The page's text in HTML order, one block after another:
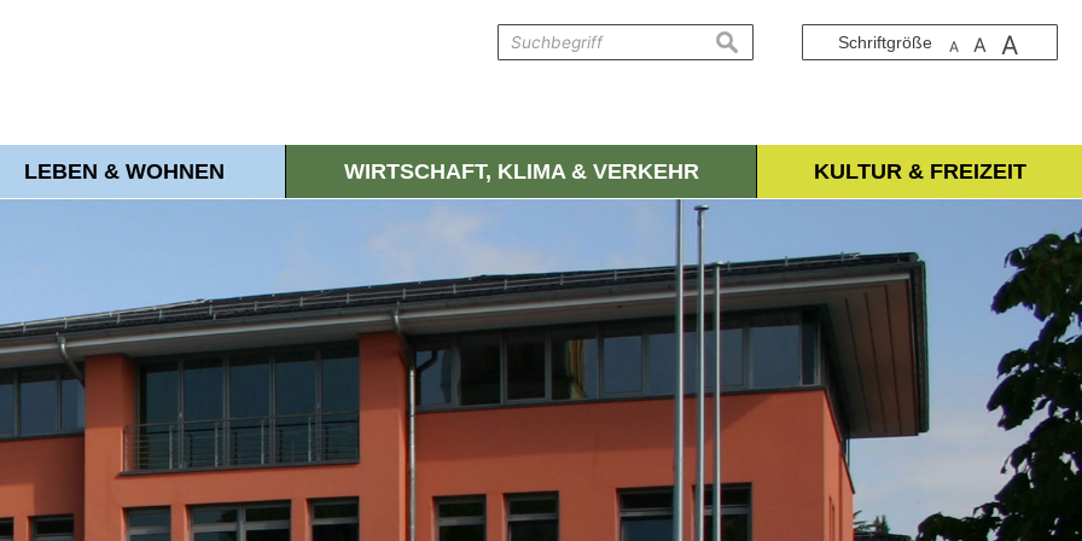
Schriftgröße A A A
suchen
LEBEN & WOHNEN WIRTSCHAFT, KLIMA & VERKEHR KULTUR & FREIZEIT